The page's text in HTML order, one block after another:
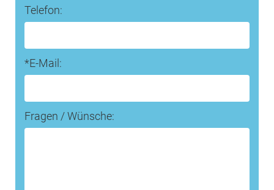
Telefon:
*E-Mail:
Fragen / Wünsche: